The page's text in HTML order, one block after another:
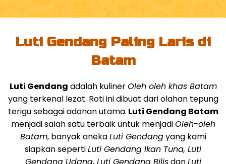
Luti Gendang Paling Laris di
Batam
Luti Gendang adalah kulinerOleh oleh khas Batam
yang terkenal lezat. Roti ini dibuat dari olahan tepung
terigu sebagai adonan utama. Luti Gendang Batam
menjadi salah satu terbaik untuk menjadiOleh-oleh
Batam, banyak anekaLuti Gendangyang kami
siapkan sepertiLuti Gendang Ikan Tuna, Luti
Gendang Udang, Luti Gendang BilisdanLuti